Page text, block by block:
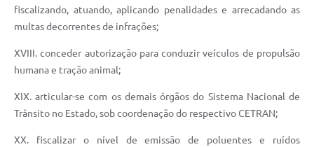
fiscalizando, atuando, aplicando penalidades e arrecadando as
multas decorrentes de infrações;
XVIII. conceder autorização para conduzir veículos de propulsão
humana e tração animal;
XIX. articular-se com os demais órgãos do Sistema Nacional de
Trânsito no Estado, sob coordenação do respectivo CETRAN;
XX. fiscalizar o nível de emissão de poluentes e ruídos